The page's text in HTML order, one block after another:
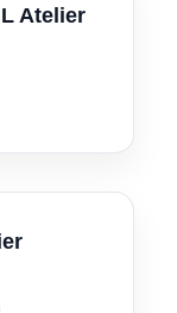
Atelier